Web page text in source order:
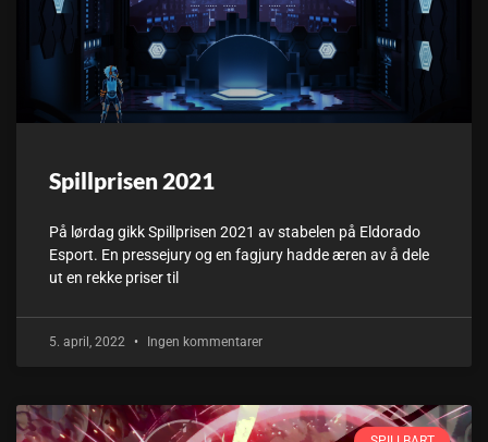
Spillprisen 2021
På lørdag gikk Spillprisen 2021 av stabelen på Eldorado
Esport. En pressejury og en fagjury hadde æren av å dele
ut en rekke priser til
5. april, 2022 Ingen kommentarer